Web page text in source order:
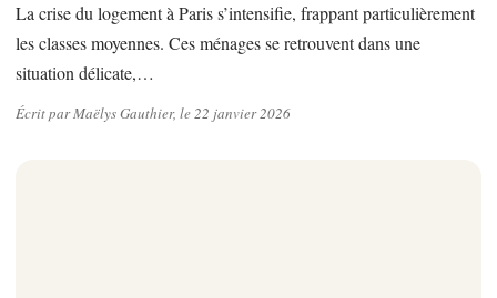
La crise du logement à Paris s’intensifie, frappant particulièrement
les classes moyennes. Ces ménages se retrouvent dans une
situation délicate,…
Écrit par Maëlys Gauthier, le 22 janvier 2026